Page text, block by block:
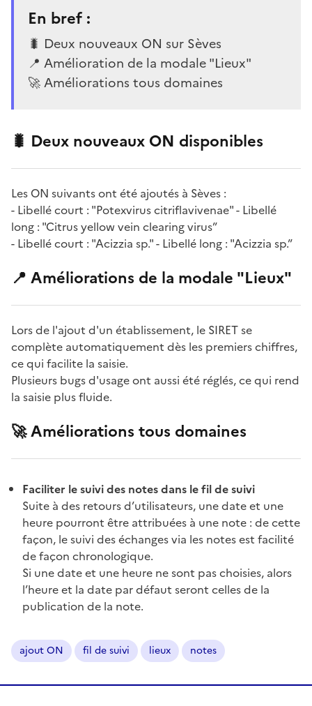
En bref :
🐛 Deux nouveaux ON sur Sèves
📍 Amélioration de la modale "Lieux"
🚀 Améliorations tous domaines
🐛 Deux nouveaux ON disponibles
Les ON suivants ont été ajoutés à Sèves :
- Libellé court : "Potexvirus citriflavivenae" - Libellé
long : "Citrus yellow vein clearing virus”
- Libellé court : "Acizzia sp." - Libellé long : "Acizzia sp.”
📍 Améliorations de la modale "Lieux"
Lors de l'ajout d'un établissement, le SIRET se
complète automatiquement dès les premiers chiffres,
ce qui facilite la saisie.
Plusieurs bugs d'usage ont aussi été réglés, ce qui rend
la saisie plus fluide.
🚀 Améliorations tous domaines
Faciliter le suivi des notes dans le fil de suivi
Suite à des retours d’utilisateurs, une date et une
heure pourront être attribuées à une note : de cette
façon, le suivi des échanges via les notes est facilité
de façon chronologique.
Si une date et une heure ne sont pas choisies, alors
l’heure et la date par défaut seront celles de la
publication de la note.
ajout ON fil de suivi lieux notes